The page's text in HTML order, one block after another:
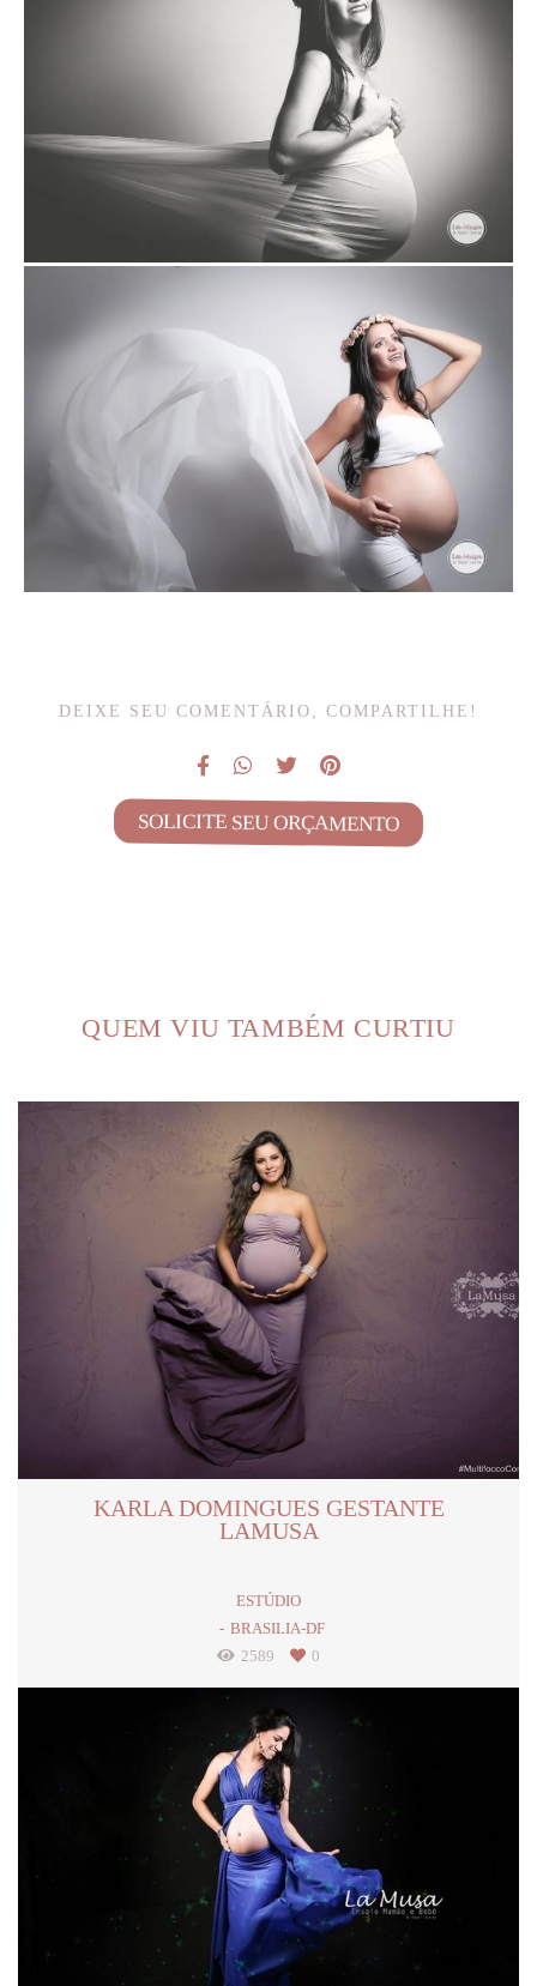
DEIXE SEU COMENTÁRIO, COMPARTILHE!
SOLICITE SEU ORÇAMENTO
QUEM VIU TAMBÉM CURTIU
KARLA DOMINGUES GESTANTE
LAMUSA
ESTÚDIO
BRASILIA-DF
2589
0